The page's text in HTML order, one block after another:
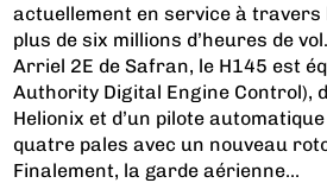
actuellement en service à travers
plus de six millions d’heures de
Arriel 2E de Safran, le H145 est
Authority Digital Engine Control),
Helionix et d’un pilote
quatre pales avec un nouveau
Finalement, la garde aérienne...